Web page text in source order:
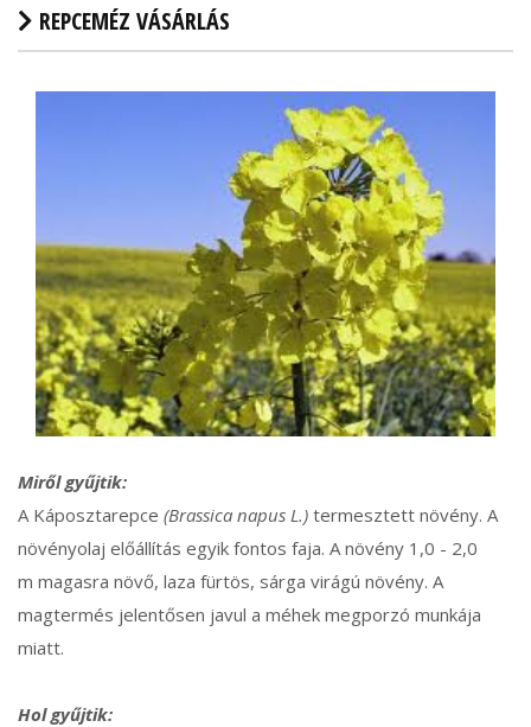
REPCEMÉZ VÁSÁRLÁS
Miről gyűjtik:
A Káposztarepce (Brassica napus L.) termesztett növény. A
növényolaj előállítás egyik fontos faja. A növény 1,0 - 2,0
m magasra növő, laza fürtös, sárga virágú növény. A
magtermés jelentősen javul a méhek megporzó munkája
miatt.
Hol gyűjtik: